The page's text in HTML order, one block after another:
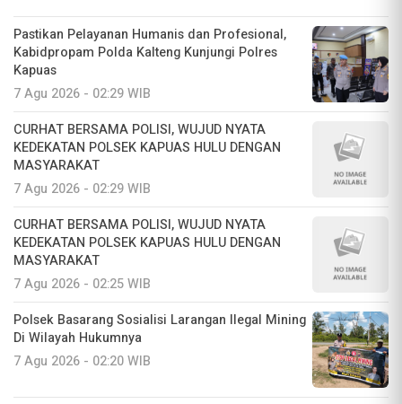
Pastikan Pelayanan Humanis dan Profesional,
Kabidpropam Polda Kalteng Kunjungi Polres
Kapuas
7 Agu 2026 - 02:29 WIB
CURHAT BERSAMA POLISI, WUJUD NYATA
KEDEKATAN POLSEK KAPUAS HULU DENGAN
MASYARAKAT
7 Agu 2026 - 02:29 WIB
CURHAT BERSAMA POLISI, WUJUD NYATA
KEDEKATAN POLSEK KAPUAS HULU DENGAN
MASYARAKAT
7 Agu 2026 - 02:25 WIB
Polsek Basarang Sosialisi Larangan Ilegal Mining
Di Wilayah Hukumnya
7 Agu 2026 - 02:20 WIB